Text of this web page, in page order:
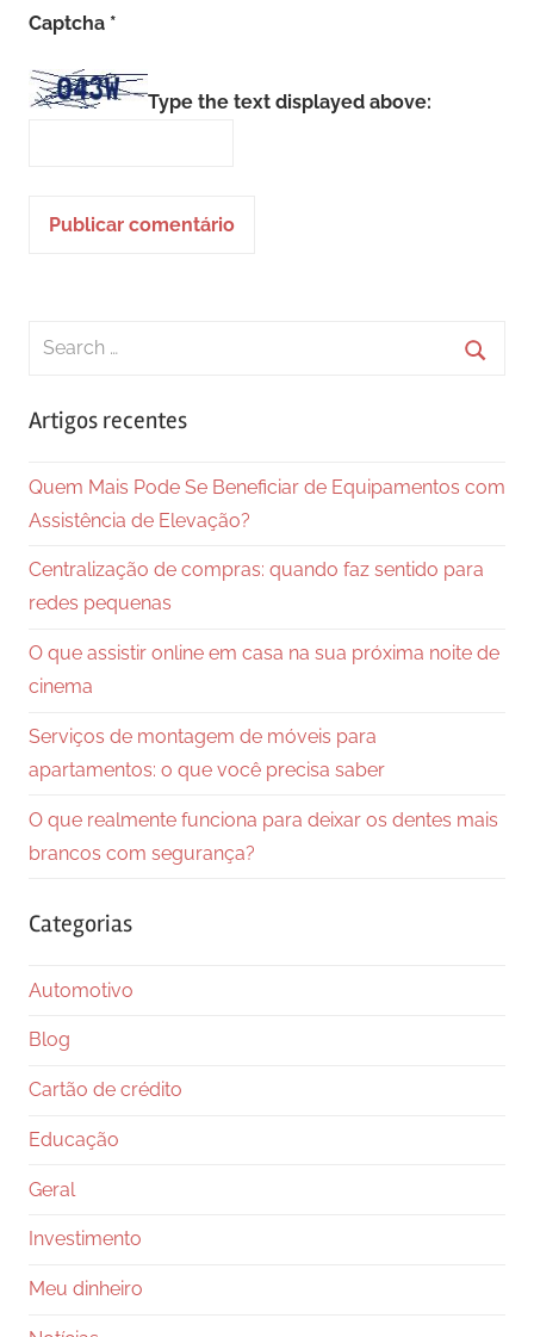
Captcha *
Type the text displayed above:
Search
Artigos recentes
Quem Mais Pode Se Beneficiar de Equipamentos com
Assistência de Elevação?
Centralização de compras: quando faz sentido para
redes pequenas
O que assistir online em casa na sua próxima noite de
cinema
Serviços de montagem de móveis para
apartamentos: o que você precisa saber
O que realmente funciona para deixar os dentes mais
brancos com segurança?
Categorias
Automotivo
Blog
Cartão de crédito
Educação
Geral
Investimento
Meu dinheiro